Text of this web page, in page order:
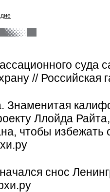
суда
// Российская
Знаменитая
Ллойда
чтобы избежать
снос